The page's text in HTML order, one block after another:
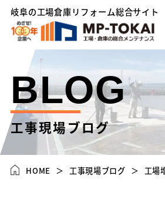
岐阜の工場倉庫リフォーム総合サイト
BLOG
工事現場ブログ
HOME 工事現場ブログ 工場